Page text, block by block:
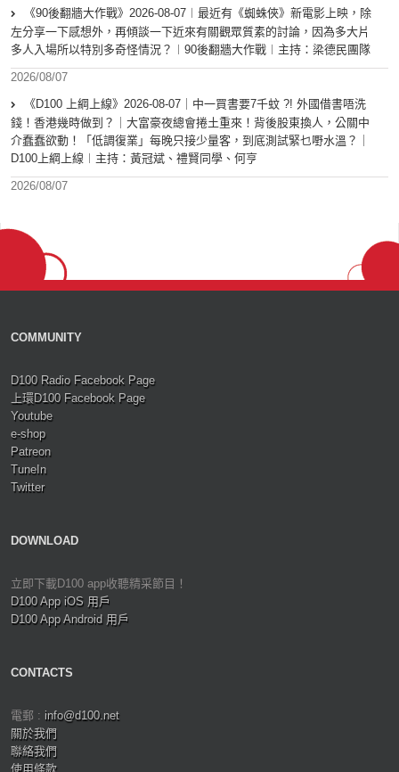
《90後翻牆大作戰》2026-08-07︱最近有《蜘蛛俠》新電影上映，除
左分享一下感想外，再傾談一下近來有關觀眾質素的討論，因為多大片
多人入場所以特別多奇怪情況？︱90後翻牆大作戰︱主持：梁德民團隊
2026/08/07
《D100 上綱上線》2026-08-07｜中一買書要7千蚊 ?! 外國借書唔洗
錢！香港幾時做到？｜大富豪夜總會捲土重來！背後股東換人，公關中
介蠢蠢欲動！「低調復業」每晚只接少量客，到底測試緊乜嘢水溫？｜
D100上綱上線︱主持：黃冠斌、禮賢同學、何亨
2026/08/07
COMMUNITY
D100 Radio Facebook Page
上環D100 Facebook Page
Youtube
e-shop
Patreon
TuneIn
Twitter
DOWNLOAD
立即下載D100 app收聽精采節目！
D100 App iOS 用戶
D100 App Android 用戶
CONTACTS
電郵 : info@d100.net
關於我們
聯絡我們
使用條款